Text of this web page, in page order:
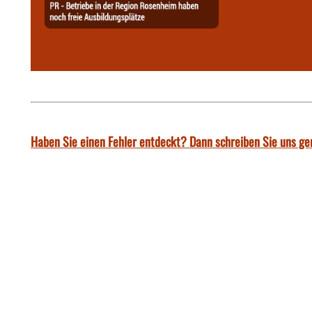
Haben Sie einen Fehler entdeckt? Dann schreiben Sie uns